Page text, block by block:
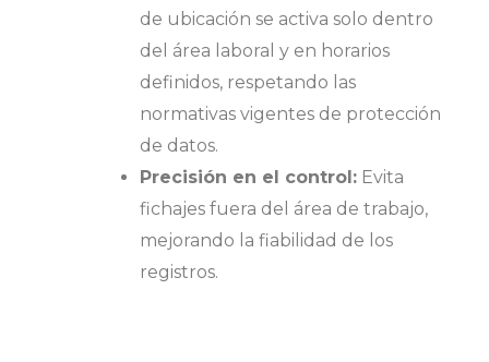
de ubicación se activa solo dentro
del área laboral y en horarios
definidos, respetando las
normativas vigentes de protección
de datos.
Precisión en el control: Evita
fichajes fuera del área de trabajo,
mejorando la fiabilidad de los
registros.